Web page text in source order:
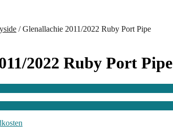
/Glenallachie 2011/2022 Ruby Port Pipe
2022 Ruby Port Pipe